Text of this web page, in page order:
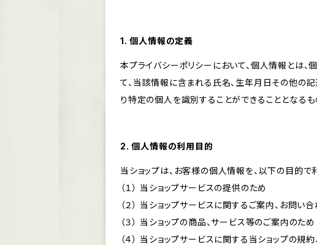
1. 個人情報の定義
本プライバシーポリシーにおいて、個人情報とは
て、当該情報に含まれる氏名、生年月日その他の
り特定の個人を識別することができることとなる
2. 個人情報の利用目的
当ショップは、お客様の個人情報を、以下の目的で
（１） 当ショップサービスの提供のため
（２） 当ショップサービスに関するご案内、お問い
（３） 当ショップの商品、サービス等のご案内のため
（４） 当ショップサービスに関する当ショップの規